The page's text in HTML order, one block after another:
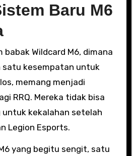
Baru M6
Wildcard M6, dimana
satu kesempatan untuk
memang menjadi
RRQ. Mereka tidak bisa
untuk kekalahan setelah
Legion Esports.
yang begitu sengit, satu